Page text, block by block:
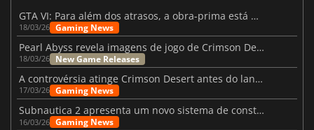
GTA VI: Para além dos atrasos, a obra-prima está quase a chegar
18/03/26 Gaming News
Pearl Abyss revela imagens de jogo de Crimson Desert para a PS5
18/03/26 New Game Releases
A controvérsia atinge Crimson Desert antes do lançamento
17/03/26 Gaming News
Subnautica 2 apresenta um novo sistema de construção de bases
16/03/26 Gaming News